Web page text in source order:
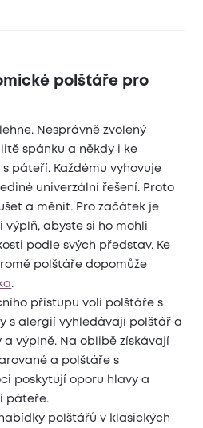
polštáře pro
Nesprávně zvolený
spánku a někdy i ke
páteří. Každému vyhovuje
univerzální řešení. Proto
a měnit. Pro začátek je
abyste si ho mohli
podle svých představ. Ke
polštáře dopomůže
.
přístupu volí polštáře s
s alergií vyhledávají polštář a
výplně. Na oblibě získávají
a polštáře s
poskytují oporu hlavy a
páteře.
polštářů v klasických